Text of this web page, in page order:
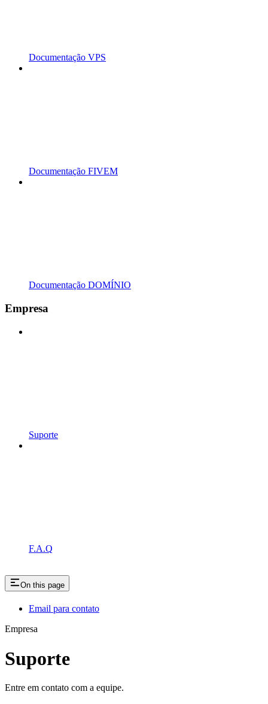
Documentação VPS
Documentação FIVEM
Documentação DOMÍNIO
Empresa
Suporte
F.A.Q
On this page
Email para contato
Empresa
Suporte
Entre em contato com a equipe.